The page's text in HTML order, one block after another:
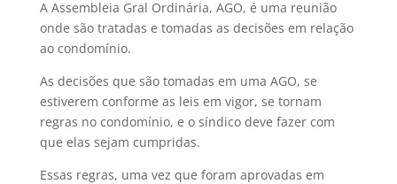
A Assembleia Gral Ordinária, AGO, é uma reunião
onde são tratadas e tomadas as decisões em relação
ao condomínio.
As decisões que são tomadas em uma AGO, se
estiverem conforme as leis em vigor, se tornam
regras no condomínio, e o síndico deve fazer com
que elas sejam cumpridas.
Essas regras, uma vez que foram aprovadas em